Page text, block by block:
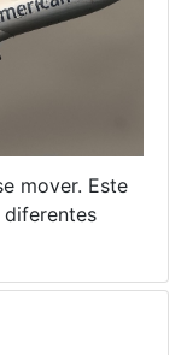
mover. Este